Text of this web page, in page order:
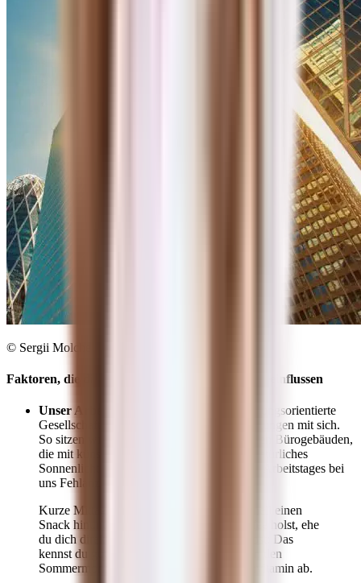
© Sergii Molchenko | shutterstock.com
Faktoren, die die Vitamin D-Synthese negativ beeinflussen
Unser Arbeitsalltag
: Unsere moderne, leistungsorientierte
Gesellschaft bringt besondere Arbeitsbedingungen mit sich.
So sitzen wir täglich viele Stunden in dunklen Bürogebäuden,
die mit künstlichem Licht erhellt werden. Natürliches
Sonnenlicht ist also während eines üblichen Arbeitstages bei
uns Fehlanzeige.
Kurze Mittagspausen, in denen du nur schnell einen
Snack hinunterschlingst und dir einen Kaffee holst, ehe
du dich direkt wieder an deine Arbeit begibst: Das
kennst du gut? Dann bekommst du selbst in den
Sommermonaten kaum etwas vom Sonnenvitamin ab.